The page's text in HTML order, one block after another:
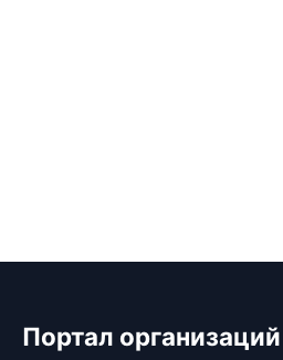
Портал организаций